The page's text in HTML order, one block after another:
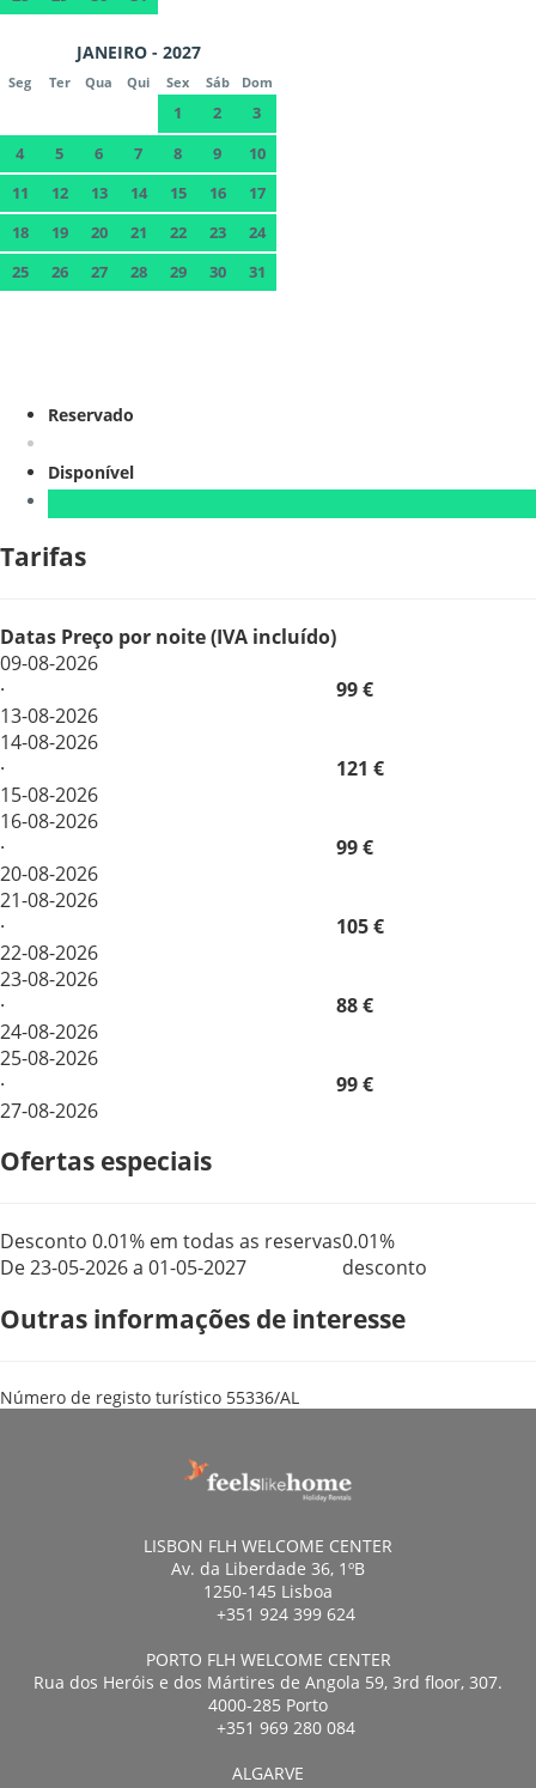
JANEIRO - 2027
Seg Ter Qua Qui Sex Sáb Dom
1 2
3
4
5 6 7 8 9
10
11
12 13 14 15 16
17
18
19 20 21 22 23
24
25
26 27 28 29 30 31
Reservado
Disponível
Tarifas
Datas Preço por noite (IVA incluído)
09-08-2026
·
13-08-2026
99 €
14-08-2026
·
15-08-2026
121 €
16-08-2026
·
20-08-2026
99 €
21-08-2026
·
22-08-2026
105 €
23-08-2026
·
24-08-2026
88 €
25-08-2026
·
27-08-2026
99 €
Ofertas especiais
Desconto 0.01% em todas as reservas
De 23-05-2026 a 01-05-2027
0.01%
desconto
Outras informações de interesse
Número de registo turístico 55336/AL
LISBON FLH WELCOME CENTER
Av. da Liberdade 36, 1ºB
1250-145 Lisboa
+351 924 399 624
PORTO FLH WELCOME CENTER
Rua dos Heróis e dos Mártires de Angola 59, 3rd floor, 307.
4000-285 Porto
+351 969 280 084
ALGARVE